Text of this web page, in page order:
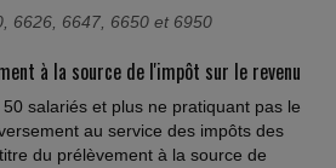
6626, 6647, 6650 et 6950
à la source de l'impôt sur le revenu
salariés et plus ne pratiquant pas le
au service des impôts des
du prélèvement à la source de